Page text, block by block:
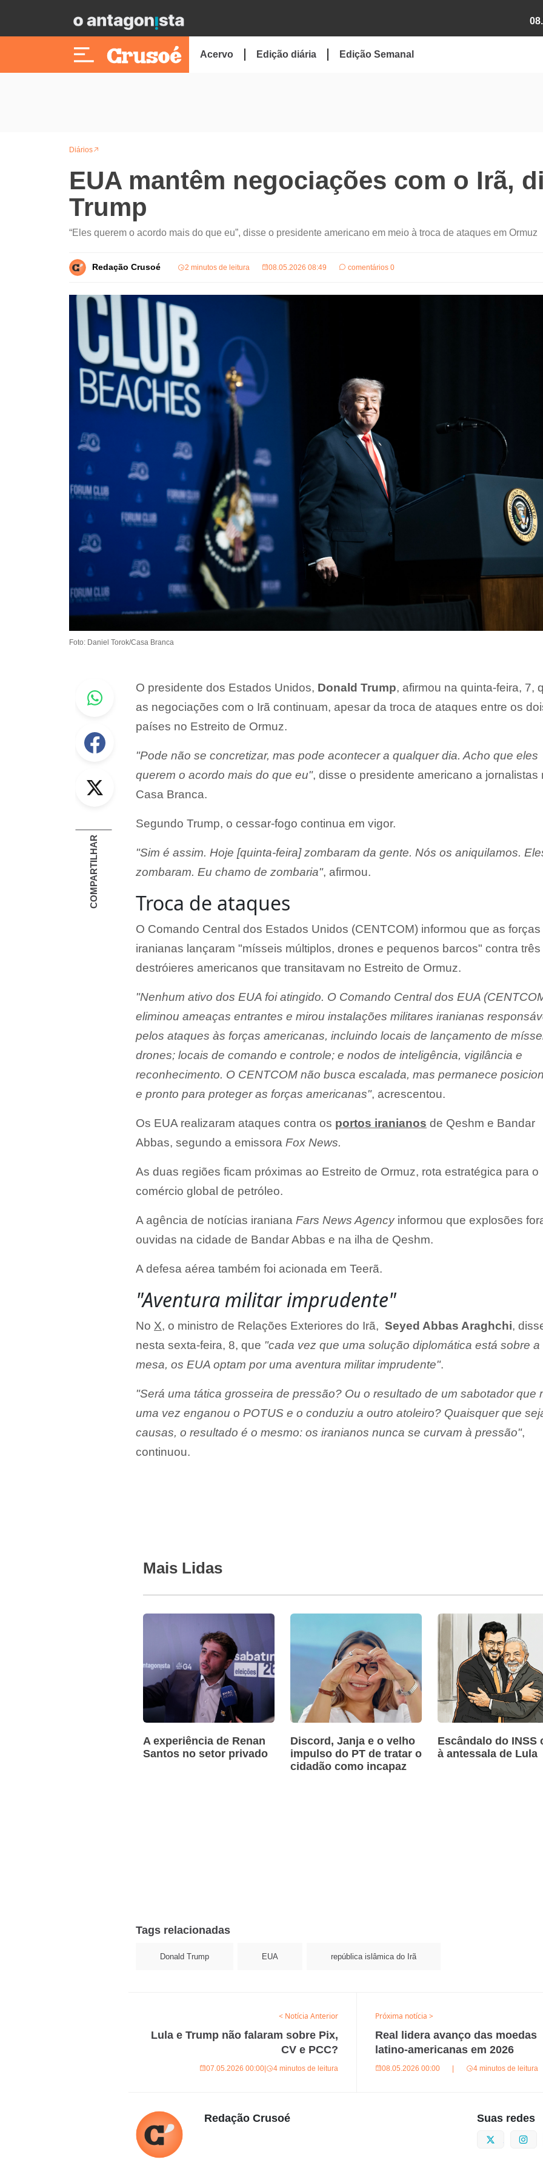
Acervo Edição diária Edição Semanal
Diários
EUA mantêm negociações com o Irã,
Trump
“Eles querem o acordo mais do que eu”, disse o presidente americano em meio à troca de ataques em Ormuz
Redação Crusoé 2 minutos de leitura 08.05.2026 08:49 comentários 0
Foto: Daniel Torok/Casa Branca
Whastapp
Facebook
Twitter
COMPARTILHAR
O presidente dos Estados Unidos, Donald Trump, afirmou na quinta-feira, 7,
as negociações com o Irã continuam, apesar da troca de ataques entre os
países no Estreito de Ormuz.
"Pode não se concretizar, mas pode acontecer a qualquer dia. Acho que eles
querem o acordo mais do que eu", disse o presidente americano a jornalistas
Casa Branca.
Segundo Trump, o cessar-fogo continua em vigor.
"Sim é assim. Hoje [quinta-feira] zombaram da gente. Nós os aniquilamos.
zombaram. Eu chamo de zombaria", afirmou.
Troca de ataques
O Comando Central dos Estados Unidos (CENTCOM) informou que as forças
iranianas lançaram "mísseis múltiplos, drones e pequenos barcos" contra três
destróieres americanos que transitavam no Estreito de Ormuz.
"Nenhum ativo dos EUA foi atingido. O Comando Central dos EUA
eliminou ameaças entrantes e mirou instalações militares iranianas
pelos ataques às forças americanas, incluindo locais de lançamento de
drones; locais de comando e controle; e nodos de inteligência, vigilância e
reconhecimento. O CENTCOM não busca escalada, mas permanece
e pronto para proteger as forças americanas", acrescentou.
Os EUA realizaram ataques contra os portos iranianos de Qeshm e Bandar
Abbas, segundo a emissora Fox News.
As duas regiões ficam próximas ao Estreito de Ormuz, rota estratégica para o
comércio global de petróleo.
A agência de notícias iraniana Fars News Agencyinformou que explosões
ouvidas na cidade de Bandar Abbas e na ilha de Qeshm.
A defesa aérea também foi acionada em Teerã.
"Aventura militar imprudente"
No X, o ministro de Relações Exteriores do Irã, Seyed Abbas Araghchi,
nesta sexta-feira, 8, que "cada vez que uma solução diplomática está sobre a
mesa, os EUA optam por uma aventura militar imprudente".
"Será uma tática grosseira de pressão? Ou o resultado de um sabotador que
uma vez enganou o POTUS e o conduziu a outro atoleiro? Quaisquer que
causas, o resultado é o mesmo: os iranianos nunca se curvam à pressão",
continuou.
Mais Lidas
A experiência de Renan
Santos no setor privado
Discord, Janja e o velho
impulso do PT de tratar o
cidadão como incapaz
Escândalo do INSS
à antessala de Lula
Tags relacionadas
Donald Trump EUA república islâmica do Irã
< Notícia Anterior
Lula e Trump não falaram sobre Pix,
CV e PCC?
07.05.2026 00:00| 4 minutos de leitura
Próxima notícia >
Real lidera avanço das moedas
latino-americanas em 2026
08.05.2026 00:00 | 4 minutos de leitura
Redação Crusoé Suas redes
Twitter